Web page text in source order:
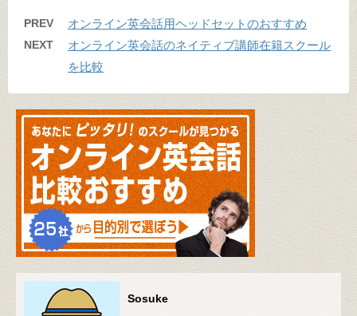
PREV オンライン英会話用ヘッドセットのおすすめ
NEXT
オンライン英会話のネイティブ講師在籍スクール
を比較
Sosuke